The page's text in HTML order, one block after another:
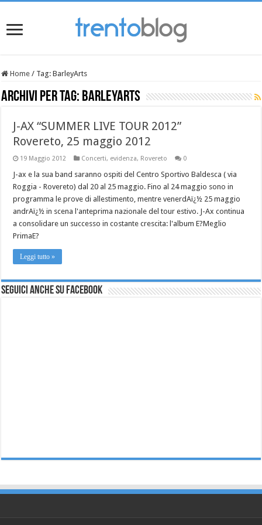
Home / Tag:BarleyArts
Archivi per tag: BarleyArts
J-AX “SUMMER LIVE TOUR 2012”
Rovereto, 25 maggio 2012
19 Maggio 2012 Concerti, evidenza, Rovereto 0
J-ax e la sua band saranno ospiti del Centro Sportivo Baldesca ( via
Roggia - Rovereto) dal 20 al 25 maggio. Fino al 24 maggio sono in
programma le prove di allestimento, mentre venerdAï¿½ 25 maggio
andrAï¿½ in scena l'anteprima nazionale del tour estivo. J-Ax continua
a consolidare un successo in costante crescita: l'album E?Meglio
PrimaE?
Leggi tutto »
Seguici anche su Facebook